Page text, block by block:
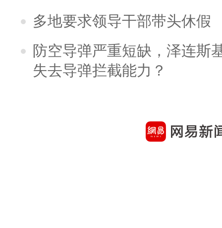
多地要求领导干部带头休假
防空导弹严重短缺，泽连斯
失去导弹拦截能力？